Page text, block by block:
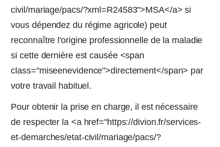
civil/mariage/pacs/?xml=R24583">MSA</a> si
vous dépendez du régime agricole) peut
reconnaître l'origine professionnelle de la maladie
si cette dernière est causée <span
class="miseenevidence">directement</span> par
votre travail habituel.
Pour obtenir la prise en charge, il est nécessaire
de respecter la <a href="https://divion.fr/services-
et-demarches/etat-civil/mariage/pacs/?